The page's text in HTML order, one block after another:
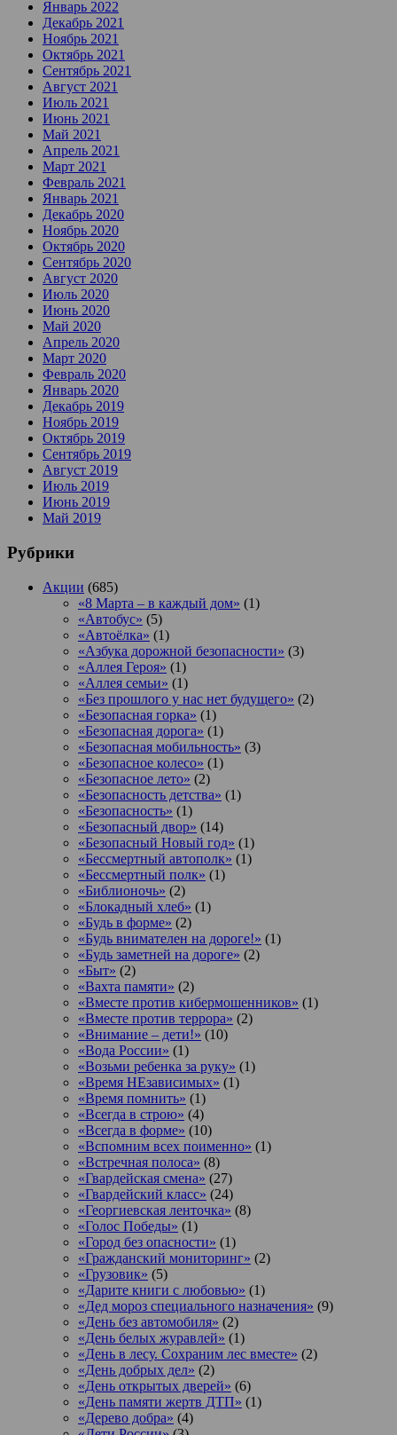
Январь 2022
Декабрь 2021
Ноябрь 2021
Октябрь 2021
Сентябрь 2021
Август 2021
Июль 2021
Июнь 2021
Май 2021
Апрель 2021
Март 2021
Февраль 2021
Январь 2021
Декабрь 2020
Ноябрь 2020
Октябрь 2020
Сентябрь 2020
Август 2020
Июль 2020
Июнь 2020
Май 2020
Апрель 2020
Март 2020
Февраль 2020
Январь 2020
Декабрь 2019
Ноябрь 2019
Октябрь 2019
Сентябрь 2019
Август 2019
Июль 2019
Июнь 2019
Май 2019
Рубрики
Акции (685)
«8 Марта – в каждый дом» (1)
«Автобус» (5)
«Автоёлка» (1)
«Азбука дорожной безопасности» (3)
«Аллея Героя» (1)
«Аллея семьи» (1)
«Без прошлого у нас нет будущего» (2)
«Безопасная горка» (1)
«Безопасная дорога» (1)
«Безопасная мобильность» (3)
«Безопасное колесо» (1)
«Безопасное лето» (2)
«Безопасность детства» (1)
«Безопасность» (1)
«Безопасный двор» (14)
«Безопасный Новый год» (1)
«Бессмертный автополк» (1)
«Бессмертный полк» (1)
«Библионочь» (2)
«Блокадный хлеб» (1)
«Будь в форме» (2)
«Будь внимателен на дороге!» (1)
«Будь заметней на дороге» (2)
«Быт» (2)
«Вахта памяти» (2)
«Вместе против кибермошенников» (1)
«Вместе против террора» (2)
«Внимание – дети!» (10)
«Вода России» (1)
«Возьми ребенка за руку» (1)
«Время НЕзависимых» (1)
«Время помнить» (1)
«Всегда в строю» (4)
«Всегда в форме» (10)
«Вспомним всех поименно» (1)
«Встречная полоса» (8)
«Гвардейская смена» (27)
«Гвардейский класс» (24)
«Георгиевская ленточка» (8)
«Голос Победы» (1)
«Город без опасности» (1)
«Гражданский мониторинг» (2)
«Грузовик» (5)
«Дарите книги с любовью» (1)
«Дед мороз специального назначения» (9)
«День без автомобиля» (2)
«День белых журавлей» (1)
«День в лесу. Сохраним лес вместе» (2)
«День добрых дел» (2)
«День открытых дверей» (6)
«День памяти жертв ДТП» (1)
«Дерево добра» (4)